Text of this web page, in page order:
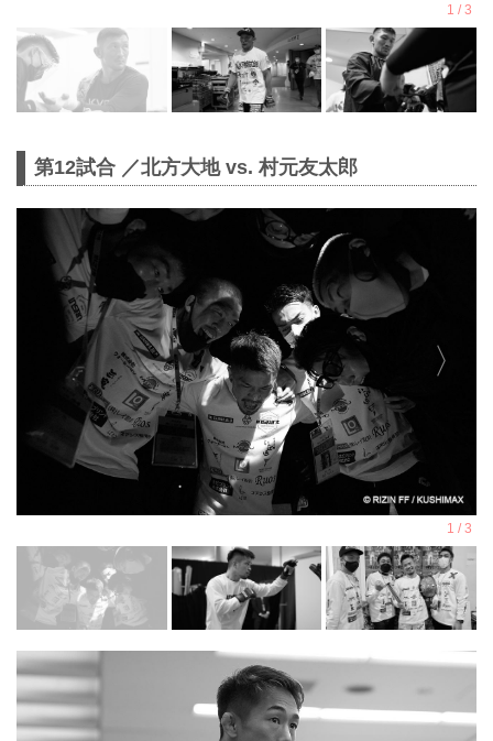
第12試合 ／北方大地 vs. 村元友太郎